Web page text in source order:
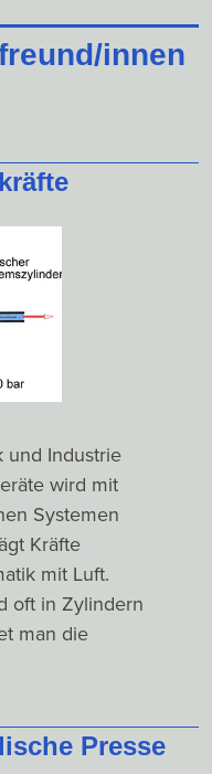
innen
und Industrie
wird mit
Systemen
Kräfte
mit Luft.
oft in Zylindern
man die
Presse